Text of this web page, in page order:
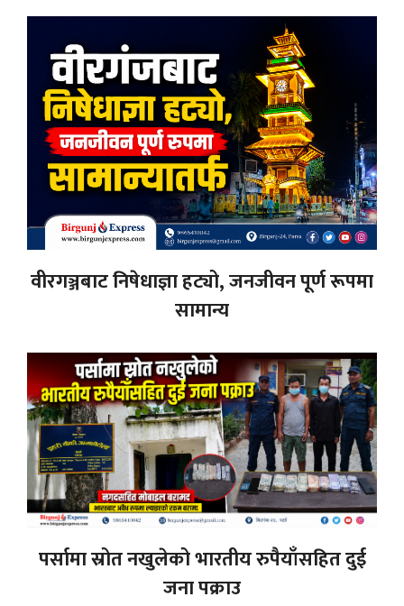
वीरगञ्जबाट निषेधाज्ञा हट्यो, जनजीवन पूर्ण रूपमा
सामान्य
पर्सामा स्रोत नखुलेको भारतीय रुपैयाँसहित दुई
जना पक्राउ